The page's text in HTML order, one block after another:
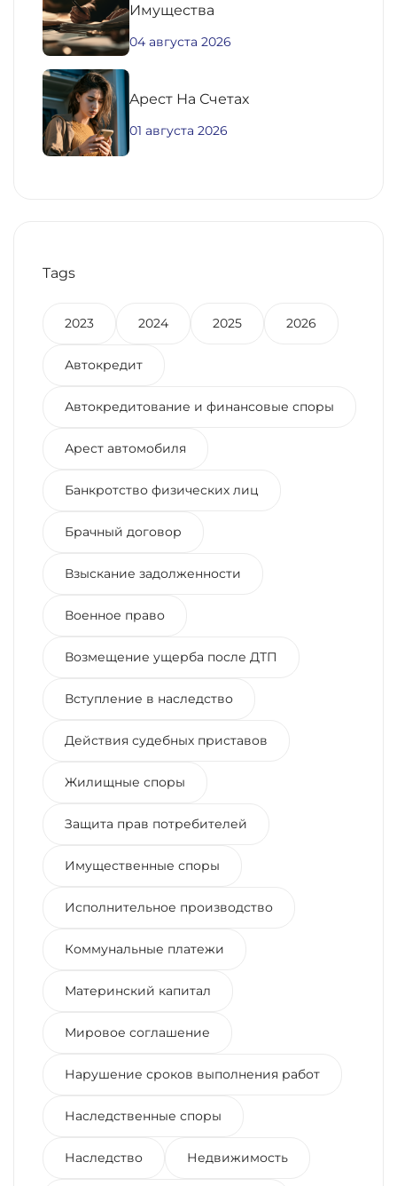
Имущества
04 августа 2026
Aрест На Счетах
01 августа 2026
Tags
2023 2024 2025 2026
Автокредит
Автокредитование и финансовые споры
Арест автомобиля
Банкротство физических лиц
Брачный договор
Взыскание задолженности
Военное право
Возмещение ущерба после ДТП
Вступление в наследство
Действия судебных приставов
Жилищные споры
Защита прав потребителей
Имущественные споры
Исполнительное производство
Коммунальные платежи
Материнский капитал
Мировое соглашение
Нарушение сроков выполнения работ
Наследственные споры
Наследство Недвижимость